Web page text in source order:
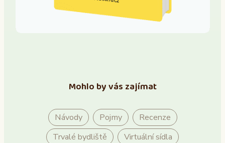
Mohlo by vás zajímat
Návody Pojmy
Recenze
Trvalé bydliště
Virtuální sídla